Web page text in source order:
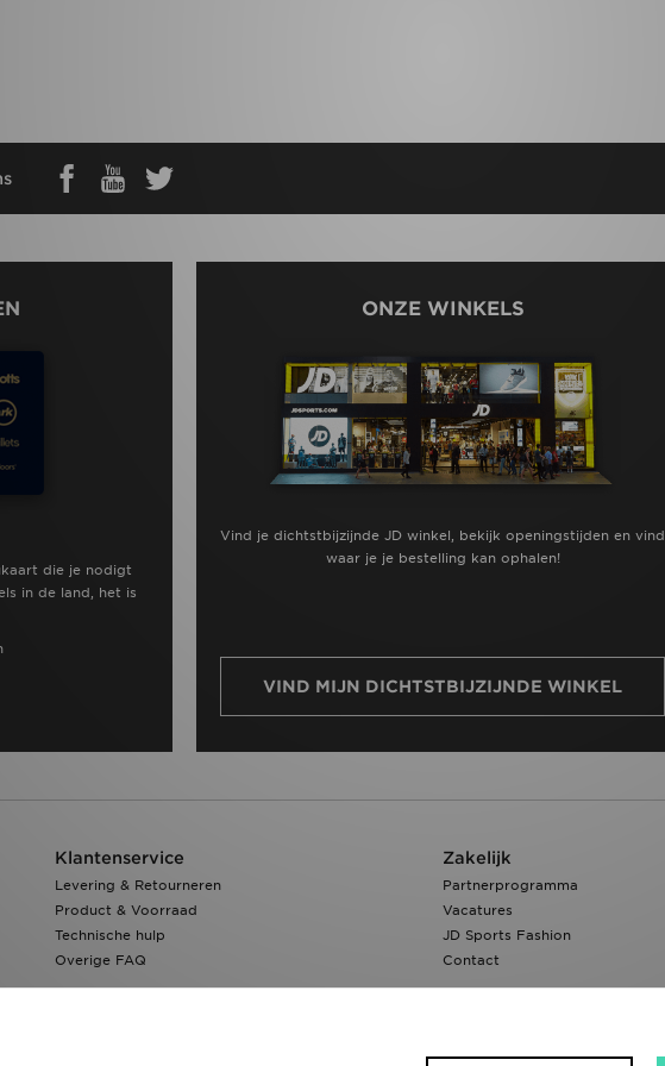
die je nodigt
in de land, het is
ONZE WINKELS
Vind je dichtstbijzijnde JD winkel, bekijk openingstijden en vind
waar je je bestelling kan ophalen!
VIND MIJN DICHTSTBIJZIJNDE WINKEL
Klantenservice
Levering & Retourneren
Product & Voorraad
Technische hulp
Overige FAQ
Zakelijk
Partnerprogramma
Vacatures
JD Sports Fashion
Contact